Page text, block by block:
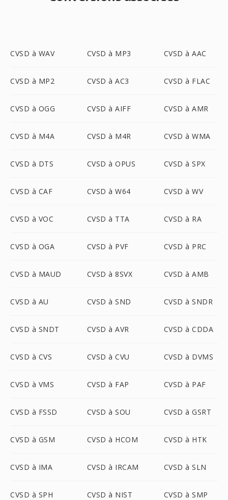
CVSD à WAV CVSD à MP3 CVSD à AAC
CVSD à MP2 CVSD à AC3 CVSD à FLAC
CVSD à OGG CVSD à AIFF CVSD à AMR
CVSD à M4A CVSD à M4R CVSD à WMA
CVSD à DTS CVSD à OPUS CVSD à SPX
CVSD à CAF CVSD à W64 CVSD à WV
CVSD à VOC CVSD à TTA CVSD à RA
CVSD à OGA CVSD à PVF CVSD à PRC
CVSD à MAUD CVSD à 8SVX CVSD à AMB
CVSD à AU CVSD à SND CVSD à SNDR
CVSD à SNDT CVSD à AVR CVSD à CDDA
CVSD à CVS CVSD à CVU CVSD à DVMS
CVSD à VMS CVSD à FAP CVSD à PAF
CVSD à FSSD CVSD à SOU CVSD à GSRT
CVSD à GSM CVSD à HCOM CVSD à HTK
CVSD à IMA CVSD à IRCAM CVSD à SLN
CVSD à SPH CVSD à NIST CVSD à SMP